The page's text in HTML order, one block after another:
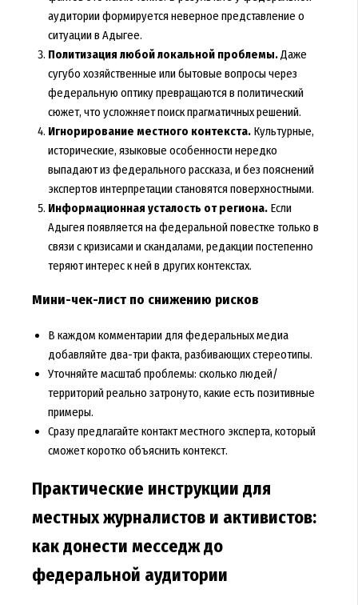
аудитории формируется неверное представление о
ситуации в Адыгее.
Политизация любой локальной проблемы.Даже
сугубо хозяйственные или бытовые вопросы через
федеральную оптику превращаются в политический
сюжет, что усложняет поиск прагматичных решений.
Игнорирование местного контекста.Культурные,
исторические, языковые особенности нередко
выпадают из федерального рассказа, и без пояснений
экспертов интерпретации становятся поверхностными.
Информационная усталость от региона.Если
Адыгея появляется на федеральной повестке только в
связи с кризисами и скандалами, редакции постепенно
теряют интерес к ней в других контекстах.
Мини-чек-лист по снижению рисков
В каждом комментарии для федеральных медиа
добавляйте два-три факта, разбивающих стереотипы.
Уточняйте масштаб проблемы: сколько людей/
территорий реально затронуто, какие есть позитивные
примеры.
Сразу предлагайте контакт местного эксперта, который
сможет коротко объяснить контекст.
Практические инструкции для
местных журналистов и активистов:
как донести месседж до
федеральной аудитории